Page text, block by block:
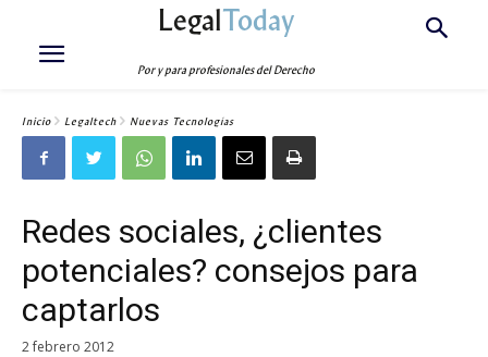
LegalToday
Por y para profesionales del Derecho
Inicio Legaltech Nuevas Tecnologías
Redes sociales, ¿clientes
potenciales? consejos para
captarlos
2 febrero 2012